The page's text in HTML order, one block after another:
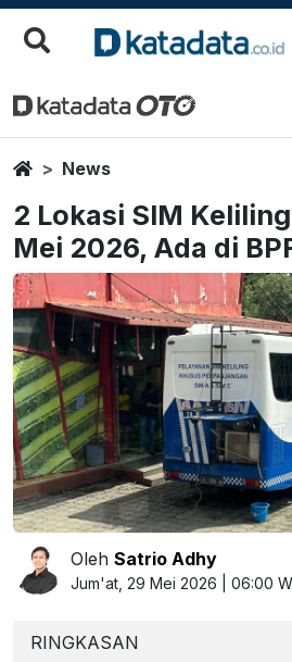
HomeNews
2 Lokasi SIM
Mei 2026, Ada di
Oleh Satrio Adhy
Jum'at, 29 Mei 2026 | 06:00
RINGKASAN